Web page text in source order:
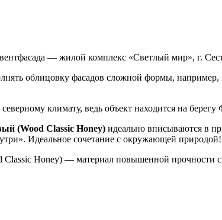
— жилой комплекс «Светлый мир», г.
облицовку фасадов сложной формы,
климату, ведь объект находится на берегу
(Wood Classic Honey) идеально вписываются в
Идеальное сочетание с окружающей природой!
Honey) — материал повышенной прочности